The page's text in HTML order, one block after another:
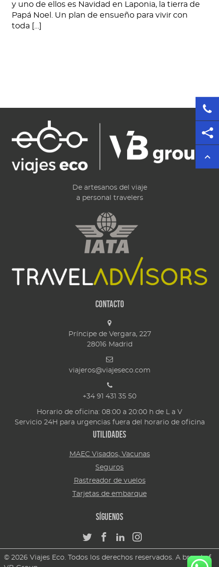
y uno de ellos es Navidad en Laponia, la tierra de
Papá Noel. Un plan de ensueño para vivir con
toda […]
De artesanos del viaje
a personal travelers
Contacto
Príncipe de Vergara, 227
28016 Madrid
viajeros@viajeseco.com
+34 91 431 35 50
Horario de oficina: 08:00 a 20:00 h de L a V
Servicio 24H para urgencias fuera del horario de oficina
Utilidades
MAEC Visados, Vacunas
Seguros
Rastreador de vuelos
Tarjetas de embarque
Síguenos
© 2026 Viajes Eco. Todos los derechos reservados. A brand of